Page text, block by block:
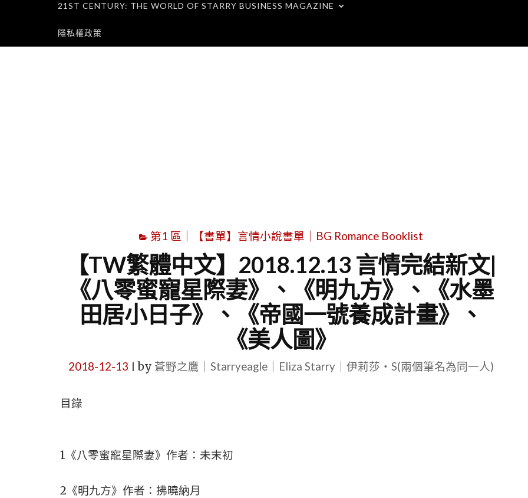
21ST CENTURY: THE WORLD OF STARRY BUSINESS MAGAZINE
隱私權政策
第1 區｜【書單】言情小說書單｜BG Romance Booklist
【TW繁體中文】2018.12.13 言情完結新文|
《八零蜜寵星際妻》、《明九方》、《水墨
田居小日子》、《帝國一號養成計畫》、
《美人圖》
2018-12-13 by 蒼野之鷹｜Starryeagle｜Eliza Starry｜伊莉莎・S(兩個筆名為同一人)
目錄
1《八零蜜寵星際妻》作者：未末初
2《明九方》作者：拂曉納月